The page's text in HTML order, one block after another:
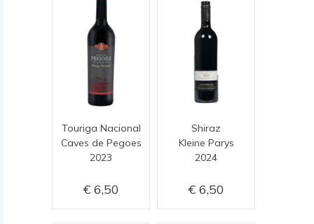
Touriga Nacional
Caves de Pegoes
2023
6,50
Shiraz
Kleine Parys
2024
6,50